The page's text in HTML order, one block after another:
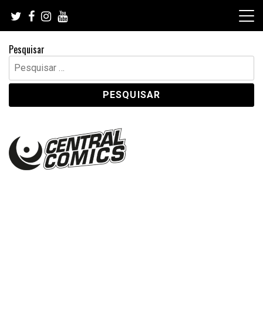
content
Pesquisar
Pesquisar
por: